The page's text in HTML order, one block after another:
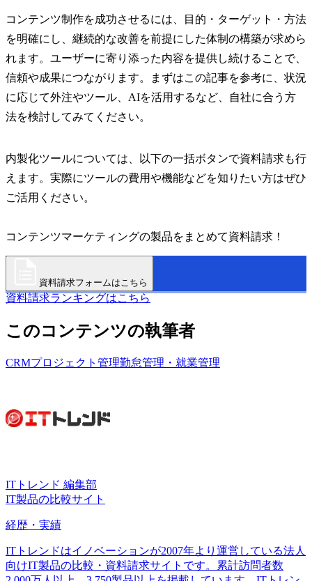
コンテンツ制作を成功させるには、目的・ターゲット・方法
を明確にし、継続的な改善を前提にした体制の構築が求めら
れます。ユーザーに寄り添った内容を提供し続けることで、
信頼や成果につながります。まずはこの記事を参考に、状況
に応じて外注やツール、AIを活用するなど、自社に合う方
法を検討してみてください。
内製化ツールについては、以下の一括ボタンで資料請求も行
えます。実際にツールの費用や機能などを知りたい方はぜひ
ご活用ください。
コンテンツマーケティングの製品をまとめて資料請求！
資料請求フォームはこちら
資料請求ランキングはこちら
このコンテンツの執筆者
CRMプロジェクト管理勤怠管理・就業管理
ITトレンド 編集部
IT製品の比較サイト
経歴・実績
ITトレンドはイノベーションが2007年より運営している法人
向けIT製品の比較・資料請求サイトです。累計訪問者数